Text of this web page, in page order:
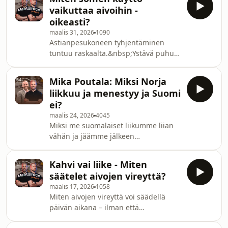
ajattelevat?Tässä jaksossa
keskustellaan siitä, mitä tarkoittaa
elää sydän auki - rehellisesti ja aidosti
kaikkien inhimillisten tunteiden ja
tarpeiden kanssa, ilman
suorittamista.&nbsp;Vieraana
jaksossa tunneälyyn ja
vuorovaikutukseen erikoistunut
psykologi, yritysvalmentaja ja puhuja
vaikuttaa aivoihin -
oikeasti?
maalis 31, 2026 1090
Astianpesukoneen tyhjentäminen
tuntuu raskaalta.&nbsp;Ystävä puhuu
vienyt meiltä jo kyvyn löytää iloa ja
merkitystä ihan tavallisesta arjesta?
Tässä jaksossa tarkastellaan
kuuntelijakysymystä sosiaalisen
median vaikutuksista meidän aivoihin
ja keskittymiskykyyn.Jaksossa käydään
läpi tuoretta aivotutkimusta (Modern
Day High: The Neuro
Mika Poutala: Miksi Norja
liikkuu ja menestyy ja Suomi
ei?
maalis 24, 20264045
Miksi me suomalaiset liikumme liian
vähän ja jäämme jälkeen
tällä on kollektiiviseen
aivokuntoomme?&nbsp;Miten
voisimme kääntää tilanteen yksilön
tekojen ja kulttuurin muutoksen
kautta?Tällä viikolla vieraanamme on
Mika Poutala. Hän on liikunta-,
Kahvi vai liike - Miten
säätelet aivojen vireyttä?
maalis 17, 2026 1058
Miten aivojen vireyttä voi säädellä
päivän aikana – ilman että